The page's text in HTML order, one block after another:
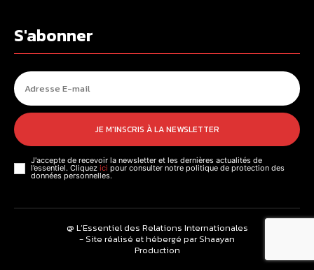
4,00 €
S'abonner
JE M'INSCRIS À LA NEWSLETTER
J'accepte de recevoir la newsletter et les dernières actualités de
l’essentiel. Cliquez ici pour consulter notre politique de protection des
données personnelles.
@ L’Essentiel des Relations Internationales
- Site réalisé et hébergé par Shaayan
Production